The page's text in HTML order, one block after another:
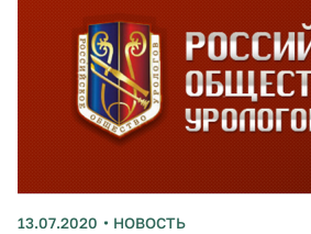
13.07.2020 НОВОСТЬ